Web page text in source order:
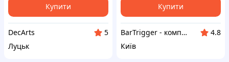
Купити
DecArts
5
Луцьк
Купити
BarTrigger - комплексний постачальник товарів для барів, ресторанів, готелів та кафе в Україні
4.8
Київ